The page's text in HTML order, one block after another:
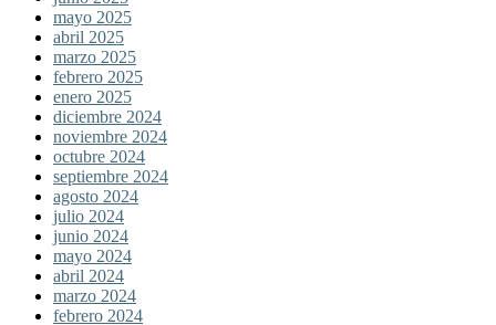
mayo 2025
abril 2025
marzo 2025
febrero 2025
enero 2025
diciembre 2024
noviembre 2024
octubre 2024
septiembre 2024
agosto 2024
julio 2024
junio 2024
mayo 2024
abril 2024
marzo 2024
febrero 2024